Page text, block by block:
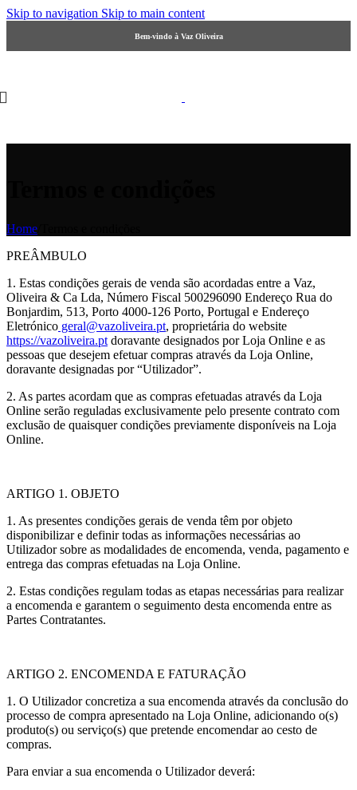
Skip to navigation Skip to main content
Bem-vindo à Vaz Oliveira
Home
PREÂMBULO
1. Estas condições gerais de venda são acordadas entre a Vaz,
Oliveira & Ca Lda, Número Fiscal 500296090 Endereço Rua do
Bonjardim, 513, Porto 4000-126 Porto, Portugal e Endereço
Eletrónico geral@vazoliveira.pt, proprietária do website
https://vazoliveira.pt doravante designados por Loja Online e as
pessoas que desejem efetuar compras através da Loja Online,
doravante designadas por “Utilizador”.
2. As partes acordam que as compras efetuadas através da Loja
Online serão reguladas exclusivamente pelo presente contrato com
exclusão de quaisquer condições previamente disponíveis na Loja
Online.
ARTIGO 1. OBJETO
1. As presentes condições gerais de venda têm por objeto
disponibilizar e definir todas as informações necessárias ao
Utilizador sobre as modalidades de encomenda, venda, pagamento e
entrega das compras efetuadas na Loja Online.
2. Estas condições regulam todas as etapas necessárias para realizar
a encomenda e garantem o seguimento desta encomenda entre as
Partes Contratantes.
ARTIGO 2. ENCOMENDA E FATURAÇÃO
1. O Utilizador concretiza a sua encomenda através da conclusão do
processo de compra apresentado na Loja Online, adicionando o(s)
produto(s) ou serviço(s) que pretende encomendar ao cesto de
compras.
Para enviar a sua encomenda o Utilizador deverá: